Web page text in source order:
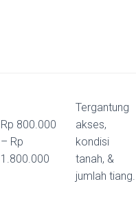
Rp 800.000
– Rp
1.800.000
Tergantung
akses,
kondisi
tanah, &
jumlah tiang.